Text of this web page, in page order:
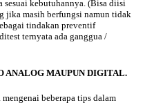
sesuai kebutuhannya. (Bisa diisi
jika masih berfungsi namun tidak
tindakan preventif
ternyata ada ganggua /
ANALOG MAUPUN DIGITAL.
beberapa tips dalam